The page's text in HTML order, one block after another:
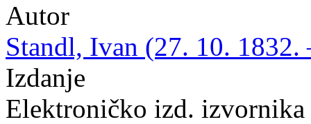
Autor
Standl, Ivan (27. 10. 1832.
Izdanje
Elektroničko izd.